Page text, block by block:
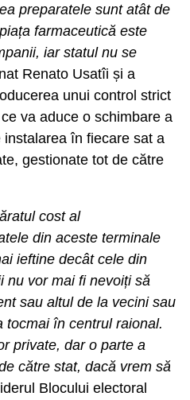
preparatele sunt atât de
farmaceutică este
iar statul nu se
Renato Usatîi și a
unui control strict
va aduce o schimbare a
în fiecare sat a
gestionate tot de către
cost al
din aceste terminale
ieftine decât cele din
nu vor mai fi nevoiți să
sau altul de la vecini sau
tocmai în centrul raional.
private, dar o parte a
către stat, dacă vrem să
Blocului electoral